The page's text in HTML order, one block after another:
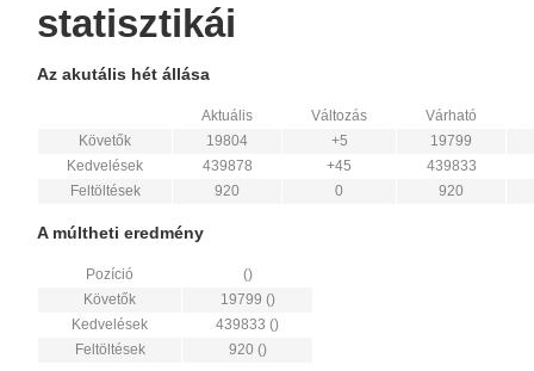
statisztikái
Az akutális hét állása
Aktuális Változás
Várható
Követők
19804 +5
19799
Kedvelések
439878 +45
439833
Feltöltések
920 0 920
A múltheti eredmény
Pozíció
()
Követők
19799 ()
Kedvelések
439833 ()
Feltöltések
920 ()